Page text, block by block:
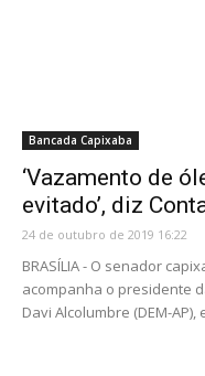
Bancada Capixaba
‘Vazamento de
evitado’, diz
24 de outubro de 2019 16:22
BRASÍLIA - O senador
acompanha o presidente
Davi Alcolumbre (DEM-